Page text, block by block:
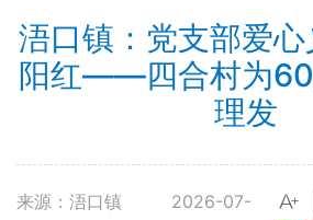
浯口镇：党支部爱
阳红——四合村为60
理发
来源：浯口镇
2026-07-